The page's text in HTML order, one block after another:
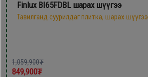
Finlux BI65FDBL шарах шүүгээ
Тавилганд суурилдаг плитка, шарах шүүгээ
1,059,900₮
849,900₮